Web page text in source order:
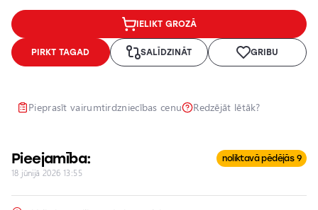
IELIKT GROZĀ
PIRKT TAGAD SALĪDZINĀT GRIBU
Pieprasīt vairumtirdzniecības cenu Redzējāt lētāk?
Pieejamība: noliktavā pēdējās 9
18 jūnijā 2026 13:55
Lukturu
pulēšana
Papildu
aprīkojuma